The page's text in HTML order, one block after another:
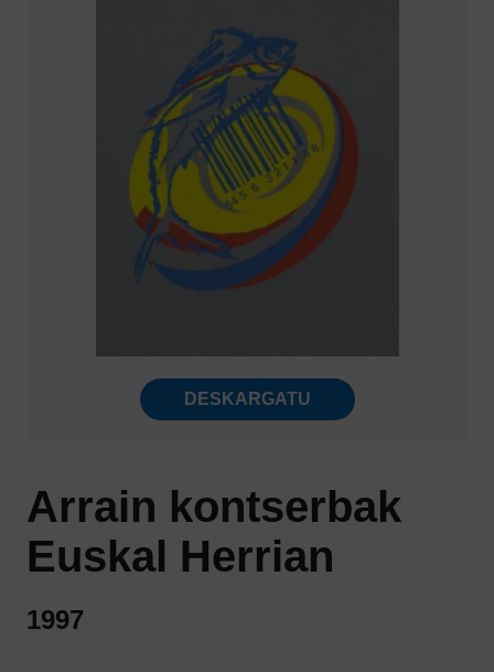
DESKARGATU
Arrain kontserbak
Euskal Herrian
1997